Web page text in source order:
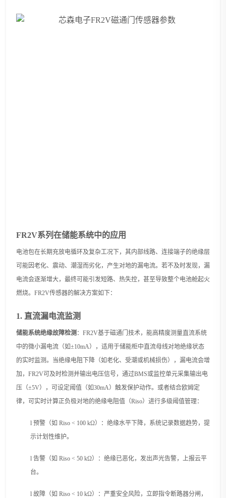
FR2V系列 在储能系统中的应用
电池包在长期充放电循环及复杂工况下，其内部线路、连接端子的绝缘层
可能因老化、震动、潮湿而劣化，产生对地的漏电流。若不及时发现，漏
电流会逐渐增大，最终可能引发短路、热失控，甚至导致整个电池舱起火
燃烧。 FR2V传感器的解决方案如下：
1. 直流漏电流监测
储能系统绝缘故障检测 ： FR2V基于磁通门技术，能高精度测量直流系统
中的微小漏电流（如±10mA），适用于储能柜中直流母线对地绝缘状态
的实时监测。当绝缘电阻下降（如老化、受潮或机械损伤），漏电流会增
加，FR2V可及时检测并输出电压信号，通过BMS或监控单元采集输出电
压（±5V）， 可设定阈值（如30mA）触发保护动作。 或者结合欧姆定
律，可实时计算正负极对地的绝缘电阻值（Riso）进行多级阈值管理：
l 预警（如 Riso < 100 kΩ）：绝缘水平下降，系统记录数据趋势，提
示计划性维护。
l 告警（如 Riso < 50 kΩ）：绝缘已恶化，发出声光告警，上报云平
台。
l 故障（如 Riso < 10 kΩ）：严重安全风险，立即指令断路器分闸，